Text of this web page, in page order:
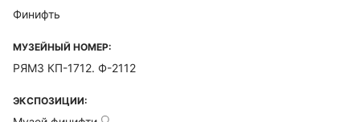
Финифть
МУЗЕЙНЫЙ НОМЕР:
РЯМЗ КП-1712. Ф-2112
ЭКСПОЗИЦИИ: